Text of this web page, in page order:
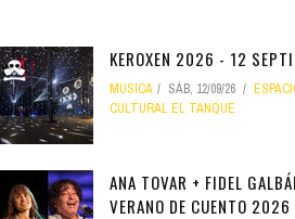
KEROXEN 2026 - 12
MÚSICA SÁB, 12/09/26
CULTURAL EL TANQUE
ANA TOVAR + FIDEL
VERANO DE CUENTO 2026